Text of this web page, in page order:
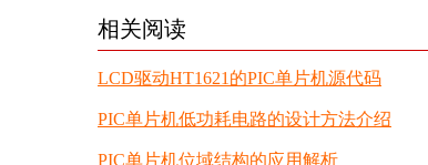
相关阅读
LCD驱动HT1621的PIC单片机源代码
PIC单片机低功耗电路的设计方法介绍
PIC单片机位域结构的应用解析